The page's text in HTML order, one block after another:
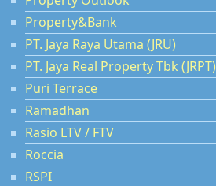
Property&Bank
PT. Jaya Raya Utama (JRU)
PT. Jaya Real Property Tbk (JRPT)
Puri Terrace
Ramadhan
Rasio LTV / FTV
Roccia
RSPI